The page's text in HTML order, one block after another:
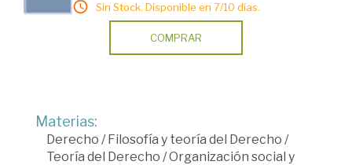
Sin Stock. Disponible en 7/10 días.
COMPRAR
Materias:
Derecho /Filosofía y teoría del Derecho /
Teoría del Derecho /Organización social y